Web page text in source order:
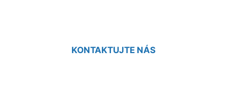
KONTAKTUJTE NÁS